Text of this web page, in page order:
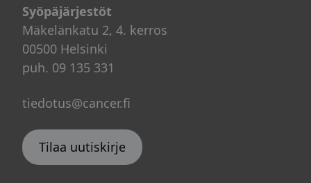
Syöpäjärjestöt
Mäkelänkatu 2, 4. kerros
00500 Helsinki
puh. 09 135 331
tiedotus@cancer.fi
Tilaa uutiskirje